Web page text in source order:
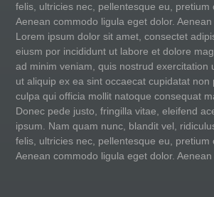
felis, ultricies nec, pellentesque eu, pretium
Aenean commodo ligula eget dolor.
Lorem ipsum dolor sit amet, consectet
eiusm por incididunt ut labore et dolore
ad minim veniam, quis nostrud exercitation
ut aliquip ex ea sint occaecat cupidatat non
culpa qui officia mollit natoque consequat
Donec pede justo, fringilla vitae, eleifend
ipsum. Nam quam nunc, blandit vel,
felis, ultricies nec, pellentesque eu, pretium
Aenean commodo ligula eget dolor.